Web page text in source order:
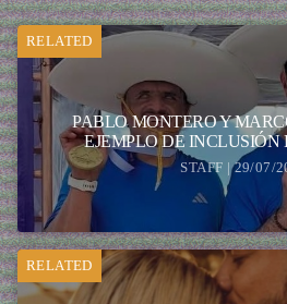
RELATED
PABLO MONTERO Y
EJEMPLO DE INCLUSIÓN
STAFF | 29/07/
RELATED